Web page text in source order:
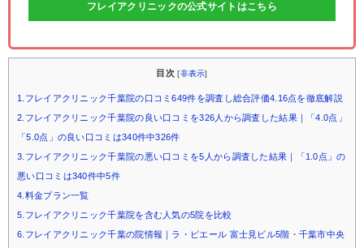
フレイアクリニックの公式サイトはこちら
目次 [非表示]
1.フレイアクリニック千葉院の口コミ649件を調査し総合評価4.16点を徹底解説
2.フレイアクリニック千葉院の良い口コミを326人から調査した結果｜「4.0点」
「5.0点」の良い口コミは340件中326件
3.フレイアクリニック千葉院の悪い口コミを5人から調査した結果｜「1.0点」の
悪い口コミは340件中5件
4.料金プラン一覧
5.フレイアクリニック千葉院を含む人気の5院を比較
6.フレイアクリニック千葉の院情報｜ラ・ピエール 富士見ビル5階・千葉市中央